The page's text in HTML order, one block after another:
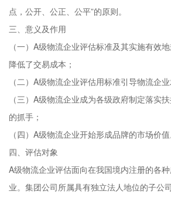
点，公开、公正、公平”的原则。
三、意义及作用
（一）A级物流企业评估标准及其实施有效
降低了交易成本；
（二）A级物流企业评估用标准引导物流企业
（三）A级物流企业成为各级政府制定落实
的抓手；
（四）A级物流企业开始形成品牌的市场价值
四、评估对象
A级物流企业评估面向在我国境内注册的各
业。集团公司所属具有独立法人地位的子公